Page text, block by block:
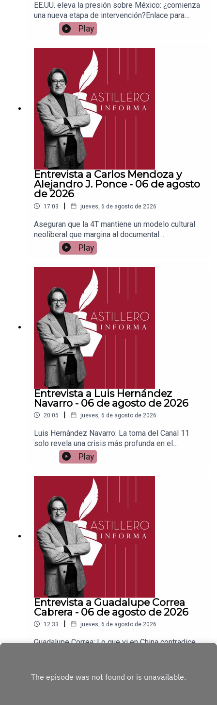
EE.UU. eleva la presión sobre México: ¿comienza
una nueva etapa de intervención?Enlace para
apoyar vía
Patreon:https://www.patreon.com/julioastilleroEnl
ace para hacer donaciones vía
PayPal:https://www.paypal.me/julioastilleroCuent
a para hacer transferencias a cuenta BBVA a
nombre de Julio Hernández López:
1539408017CLABE: 012 320 01539408017
2Tienda:https://julioastillerotienda.com/
Play
Entrevista a Carlos Mendoza y
Alejandro J. Ponce - 06 de agosto
de 2026
17:03 | jueves, 6 de agosto de 2026
Aseguran que la 4T mantiene un modelo cultural
neoliberal que margina al documental
socialEnlace para apoyar vía
Patreon:https://www.patreon.com/julioastilleroEnl
PayPal:https://www.paypal.me/julioastilleroCuent
a para hacer transferencias a cuenta BBVA a
nombre de Julio Hernández López:
1539408017CLABE: 012 320 01539408017
2Tienda:https://julioastillerotienda.com/
Play
Entrevista a Luis Hernández
Navarro - 06 de agosto de 2026
20:05 | jueves, 6 de agosto de 2026
Luis Hernández Navarro: La toma del Canal 11
solo revela una crisis más profunda en el
IPNEnlace para apoyar vía
Patreon:https://www.patreon.com/julioastilleroEnl
PayPal:https://www.paypal.me/julioastilleroCuent
a para hacer transferencias a cuenta BBVA a
nombre de Julio Hernández López:
1539408017CLABE: 012 320 01539408017
2Tienda:https://julioastillerotienda.com/
Play
Entrevista a Guadalupe Correa
Cabrera - 06 de agosto de 2026
12:33 | jueves, 6 de agosto de 2026
Guadalupe Correa: Lo que vi en China contradice
Patreon:https://www.patreon.com/julioastilleroEnl
ace para hacer donaciones vía